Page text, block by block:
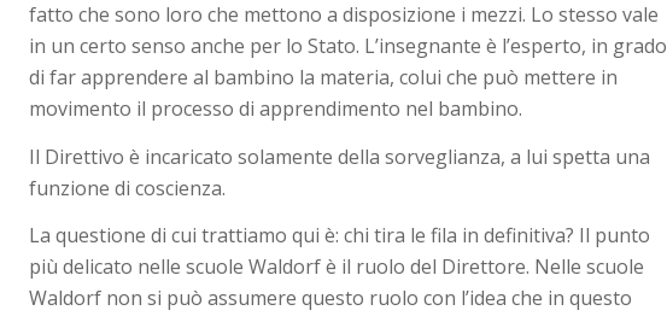
fatto che sono loro che mettono a disposizione i mezzi. Lo stesso vale
in un certo senso anche per lo Stato. L’insegnante è l’esperto, in grado
di far apprendere al bambino la materia, colui che può mettere in
movimento il processo di apprendimento nel bambino.
Il Direttivo è incaricato solamente della sorveglianza, a lui spetta una
funzione di coscienza.
La questione di cui trattiamo qui è: chi tira le fila in definitiva? Il punto
più delicato nelle scuole Waldorf è il ruolo del Direttore. Nelle scuole
Waldorf non si può assumere questo ruolo con l’idea che in questo